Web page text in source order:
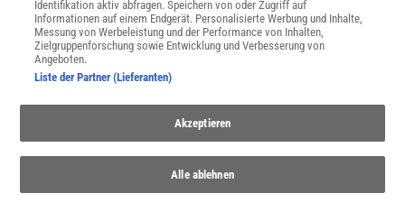
Lexika
Für Spektrum schreiben
Zugänglichkeitserklärung
WEBSEITEN
KielSCN
Wissenschaft in die Schulen
SciLogs
Identifikation aktiv abfragen. Speichern von oder Zugriff auf
Informationen auf einem Endgerät. Personalisierte Werbung und Inhalte,
Messung von Werbeleistung und der Performance von Inhalten,
Zielgruppenforschung sowie Entwicklung und Verbesserung von
Angeboten.
Liste der Partner (Lieferanten)
Akzeptieren
Alle ablehnen